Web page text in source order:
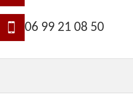
06 99 21 08 50